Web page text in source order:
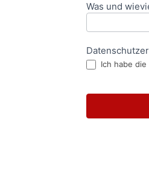
Was und
Ich habe